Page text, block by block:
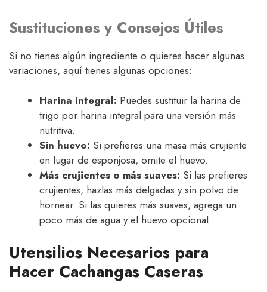
Sustituciones y Consejos Útiles
Si no tienes algún ingrediente o quieres hacer algunas
variaciones, aquí tienes algunas opciones:
Harina integral: Puedes sustituir la harina de
trigo por harina integral para una versión más
nutritiva.
Sin huevo: Si prefieres una masa más crujiente
en lugar de esponjosa, omite el huevo.
Más crujientes o más suaves: Si las prefieres
crujientes, hazlas más delgadas y sin polvo de
hornear. Si las quieres más suaves, agrega un
poco más de agua y el huevo opcional.
Utensilios Necesarios para
Hacer Cachangas Caseras